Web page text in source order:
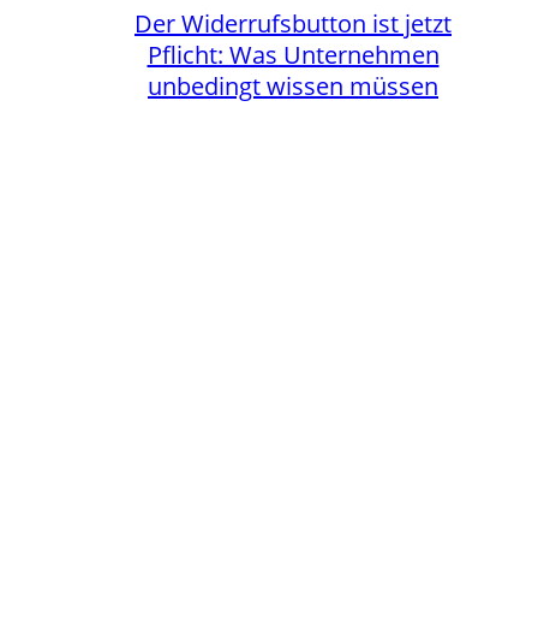
Der Widerrufsbutton ist jetzt
Pflicht: Was Unternehmen
unbedingt wissen müssen